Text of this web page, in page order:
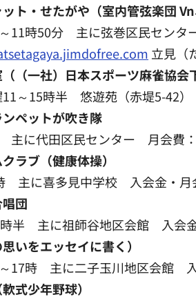
ト・せたがや（室内管弦楽団 Vn
11時50分 主に弦巻区民センタ
立見（
（一社）日本スポーツ麻雀協会
11～15時半 悠遊苑（赤堤5-42
ペットが吹き隊
に代田区民センター 月会費
ラブ（健康体操）
主に喜多見中学校 入会金・月
団
半 主に祖師谷地区会館 入会
いをエッセイに書く）
17時 主に二子玉川地区会館
式少年野球）